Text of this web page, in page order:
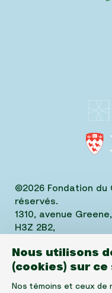
Nous utilisons
(cookies) sur ce
Nos témoins et ceux de
©2026 Fondation du
réservés.
1310, avenue
H3Z 2B2,
Téléphone: (514)
No. ARC 10520-